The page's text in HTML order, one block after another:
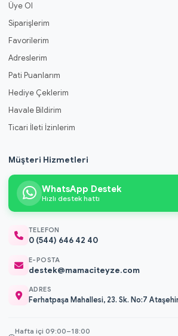
Üye Ol
Siparişlerim
Favorilerim
Adreslerim
Pati Puanlarım
Hediye Çeklerim
Havale Bildirim
Ticari İleti İzinlerim
Müşteri Hizmetleri
WhatsApp Destek
Hızlı destek hattı
TELEFON
0 (544) 646 42 40
E-POSTA
destek@mamaciteyze.com
ADRES
Ferhatpaşa Mahallesi, 23. Sk. No:7
Hafta içi 09:00–18:00